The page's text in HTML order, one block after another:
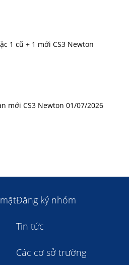
1 cũ + 1 mới CS3 Newton
mới CS3 Newton 01/07/2026
Đăng ký nhóm
Tin tức
Các cơ sở trường